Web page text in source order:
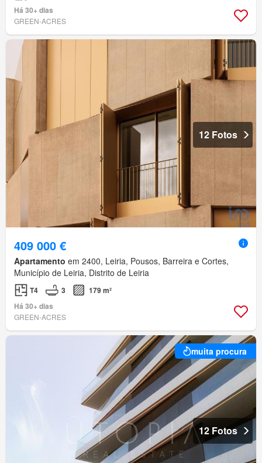
Há 30+ dias
GREEN-ACRES
12 Fotos
409 000 €
Apartamento em 2400, Leiria, Pousos, Barreira e Cortes,
Município de Leiria, Distrito de Leiria
T4 3
179 m²
Há 30+ dias
GREEN-ACRES
muita procura
12 Fotos